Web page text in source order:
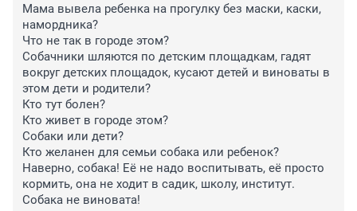
Мама вывела ребенка на прогулку без маски, каски,
намордника?
Что не так в городе этом?
Собачники шляются по детским площадкам, гадят
вокруг детских площадок, кусают детей и виноваты в
этом дети и родители?
Кто тут болен?
Кто живет в городе этом?
Собаки или дети?
Кто желанен для семьи собака или ребенок?
Наверно, собака! Её не надо воспитывать, её просто
кормить, она не ходит в садик, школу, институт.
Собака не виновата!